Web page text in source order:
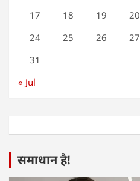
17
18 19 20
24
25 26 27
31
« Jul
समाधान है!